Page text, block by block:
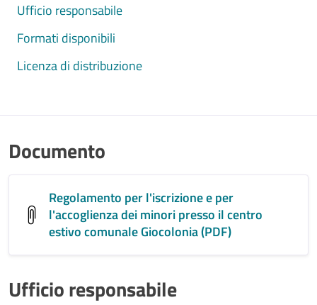
Ufficio responsabile
Formati disponibili
Licenza di distribuzione
Documento
Regolamento per l'iscrizione e per
l'accoglienza dei minori presso il centro
estivo comunale Giocolonia (PDF)
Ufficio responsabile